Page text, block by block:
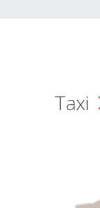
Taxi